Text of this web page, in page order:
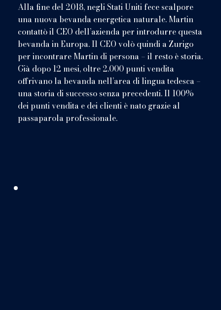
Alla fine del 2018, negli Stati Uniti fece scalpore
una nuova bevanda energetica naturale. Martin
contattò il CEO dell’azienda per introdurre questa
bevanda in Europa. Il CEO volò quindi a Zurigo
per incontrare Martin di persona – il resto è storia.
Già dopo 12 mesi, oltre 2.000 punti vendita
offrivano la bevanda nell’area di lingua tedesca –
una storia di successo senza precedenti. Il 100%
dei punti vendita e dei clienti è nato grazie al
passaparola professionale.